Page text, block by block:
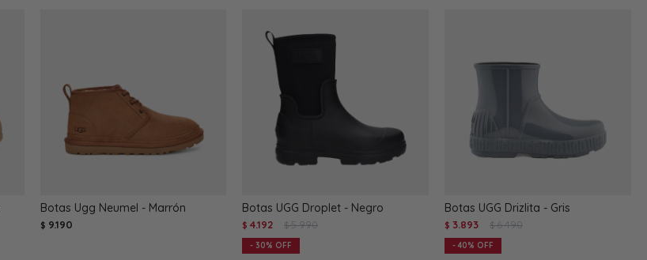
Botas Ugg Neumel - Marrón
$ 9.190
Botas UGG Droplet - Negro
$ 4.192 $ 5.990
30
Botas UGG Drizlita - Gris
$ 3.893 $ 6.490
40